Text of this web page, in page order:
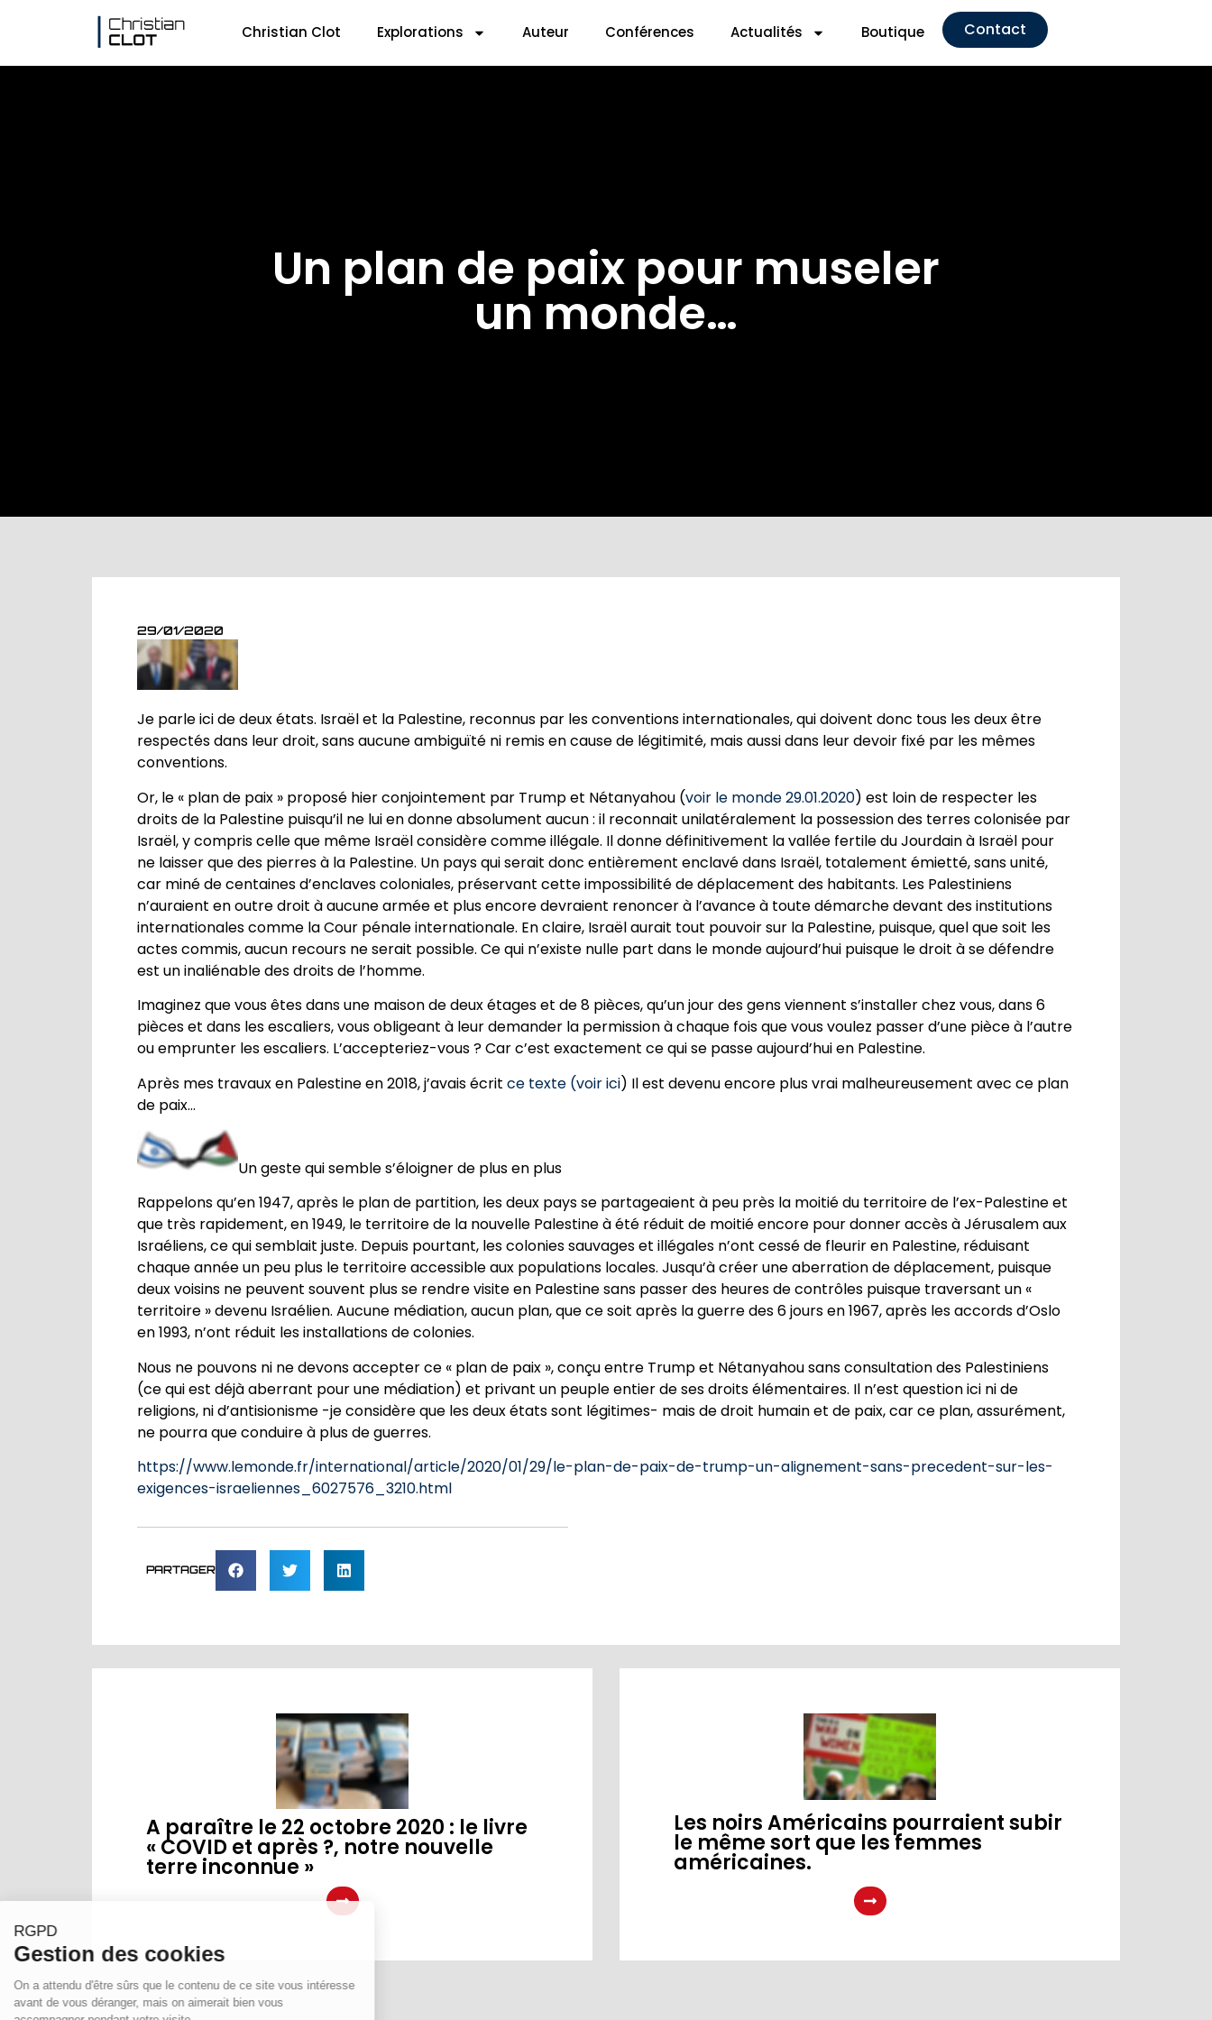
Christian Clot Explorations Auteur Conférences Actualités Boutique Contact
Un plan de paix pour museler
un monde…
29/01/2020
Je parle ici de deux états. Israël et la Palestine, reconnus par les conventions internationales, qui doivent donc tous les deux être
respectés dans leur droit, sans aucune ambiguïté ni remis en cause de légitimité, mais aussi dans leur devoir fixé par les mêmes
conventions.
Or, le « plan de paix » proposé hier conjointement par Trump et Nétanyahou (voir le monde 29.01.2020) est loin de respecter les
droits de la Palestine puisqu’il ne lui en donne absolument aucun : il reconnait unilatéralement la possession des terres colonisée par
Israël, y compris celle que même Israël considère comme illégale. Il donne définitivement la vallée fertile du Jourdain à Israël pour
ne laisser que des pierres à la Palestine. Un pays qui serait donc entièrement enclavé dans Israël, totalement émietté, sans unité,
car miné de centaines d’enclaves coloniales, préservant cette impossibilité de déplacement des habitants. Les Palestiniens
n’auraient en outre droit à aucune armée et plus encore devraient renoncer à l’avance à toute démarche devant des institutions
internationales comme la Cour pénale internationale. En claire, Israël aurait tout pouvoir sur la Palestine, puisque, quel que soit les
actes commis, aucun recours ne serait possible. Ce qui n’existe nulle part dans le monde aujourd’hui puisque le droit à se défendre
est un inaliénable des droits de l’homme.
Imaginez que vous êtes dans une maison de deux étages et de 8 pièces, qu’un jour des gens viennent s’installer chez vous, dans 6
pièces et dans les escaliers, vous obligeant à leur demander la permission à chaque fois que vous voulez passer d’une pièce à l’autre
ou emprunter les escaliers. L’accepteriez-vous ? Car c’est exactement ce qui se passe aujourd’hui en Palestine.
Après mes travaux en Palestine en 2018, j’avais écrit ce texte (voir ici) Il est devenu encore plus vrai malheureusement avec ce plan
de paix…
Un geste qui semble s’éloigner de plus en plus
Rappelons qu’en 1947, après le plan de partition, les deux pays se partageaient à peu près la moitié du territoire de l’ex-Palestine et
que très rapidement, en 1949, le territoire de la nouvelle Palestine à été réduit de moitié encore pour donner accès à Jérusalem aux
Israéliens, ce qui semblait juste. Depuis pourtant, les colonies sauvages et illégales n’ont cessé de fleurir en Palestine, réduisant
chaque année un peu plus le territoire accessible aux populations locales. Jusqu’à créer une aberration de déplacement, puisque
deux voisins ne peuvent souvent plus se rendre visite en Palestine sans passer des heures de contrôles puisque traversant un «
territoire » devenu Israélien. Aucune médiation, aucun plan, que ce soit après la guerre des 6 jours en 1967, après les accords d’Oslo
en 1993, n’ont réduit les installations de colonies.
Nous ne pouvons ni ne devons accepter ce « plan de paix », conçu entre Trump et Nétanyahou sans consultation des Palestiniens
(ce qui est déjà aberrant pour une médiation) et privant un peuple entier de ses droits élémentaires. Il n’est question ici ni de
religions, ni d’antisionisme -je considère que les deux états sont légitimes- mais de droit humain et de paix, car ce plan, assurément,
ne pourra que conduire à plus de guerres.
https://www.lemonde.fr/international/article/2020/01/29/le-plan-de-paix-de-trump-un-alignement-sans-precedent-sur-les-
exigences-israeliennes_6027576_3210.html
PARTAGER
A paraître le 22 octobre 2020 : le livre
« COVID et après ?, notre nouvelle
terre inconnue »
Les noirs Américains pourraient subir
le même sort que les femmes
américaines.